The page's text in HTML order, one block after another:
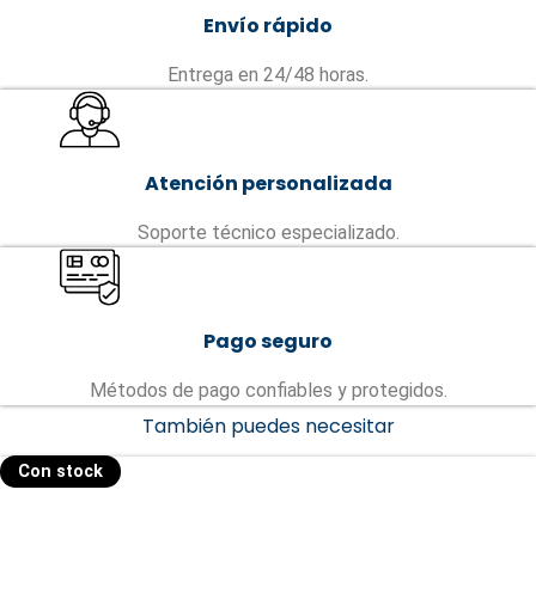
Envío rápido
Entrega en 24/48 horas.
Atención personalizada
Soporte técnico especializado.
Pago seguro
Métodos de pago confiables y protegidos.
También puedes necesitar
Con stock